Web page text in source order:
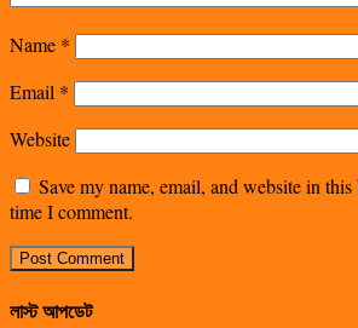
Name *
Email *
Website
Save my name, email, and website in
time I comment.
লাস্ট আপডেট